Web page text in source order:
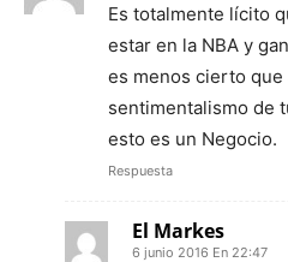
Es totalmente lícito
estar en la NBA y
es menos cierto que
sentimentalismo de
esto es un Negocio.
Respuesta
El Markes
6 junio 2016 En 22:47